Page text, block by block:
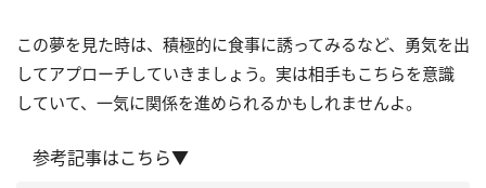
この夢を見た時は、積極的に食事に誘ってみるなど、勇気を出
してアプローチしていきましょう。実は相手もこちらを意識
していて、一気に関係を進められるかもしれませんよ。
参考記事はこちら▼